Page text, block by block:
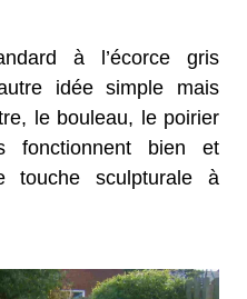
à l’écorce gris
idée simple mais
le bouleau, le poirier
fonctionnent bien et
touche sculpturale à